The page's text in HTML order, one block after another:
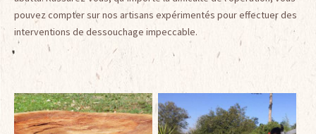
pouvez compter sur nos artisans expérimentés pour effectuer des
interventions de dessouchage impeccable.